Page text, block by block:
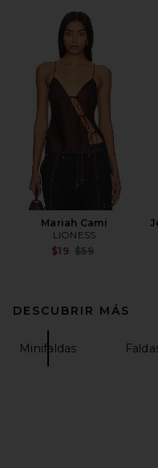
Mariah Cami
LIONESS
$19 Previous price:
$59
DESCUBRIR MÁS
Minifaldas